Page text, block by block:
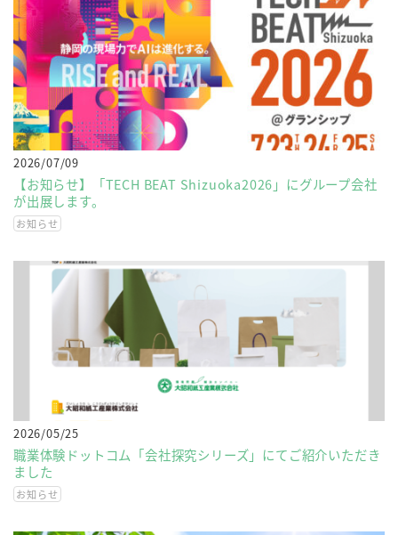
2026/07/09
【お知らせ】「TECH BEAT Shizuoka2026」にグループ会社
が出展します。
お知らせ
2026/05/25
職業体験ドットコム「会社探究シリーズ」にてご紹介いただき
ました
お知らせ